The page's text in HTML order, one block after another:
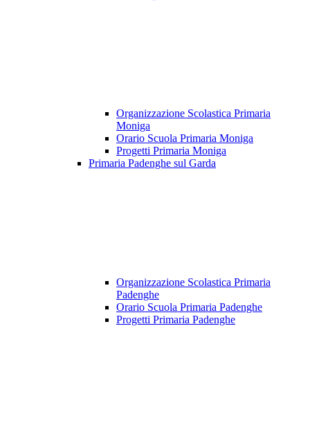
Organizzazione Scolastica Primaria
Moniga
Orario Scuola Primaria Moniga
Progetti Primaria Moniga
Primaria Padenghe sul Garda
Organizzazione Scolastica Primaria
Padenghe
Orario Scuola Primaria Padenghe
Progetti Primaria Padenghe